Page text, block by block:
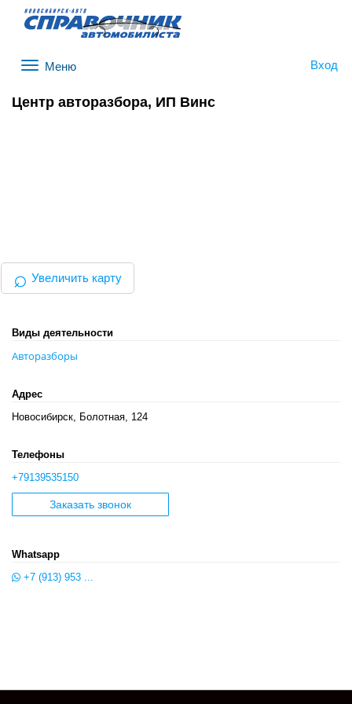
Вход
Центр авторазбора, ИП Винс
⌕ Увеличить карту
Виды деятельности
Авторазборы
Адрес
Новосибирск, Болотная, 124
Телефоны
+79139535150
Заказать звонок
Whatsapp
+7 (913) 953 ...